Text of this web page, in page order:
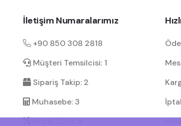
İletişim Numaralarımız
+90 850 308 2818
Müşteri Temsilcisi: 1
Sipariş Takip: 2
Muhasebe: 3